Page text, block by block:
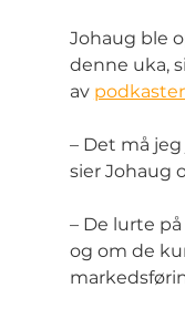
Johaug ble
denne uka,
av
– Det må
sier Johaug
– De lurte
og om de